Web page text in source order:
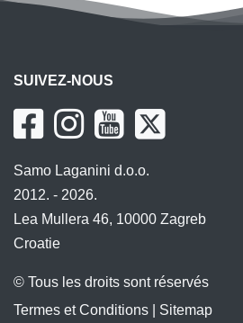
SUIVEZ-NOUS
Samo Laganini d.o.o.
2012. - 2026.
Lea Mullera 46, 10000 Zagreb
Croatie
© Tous les droits sont réservés
Termes et Conditions
Sitemap